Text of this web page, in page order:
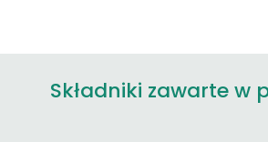
Składniki zawarte w